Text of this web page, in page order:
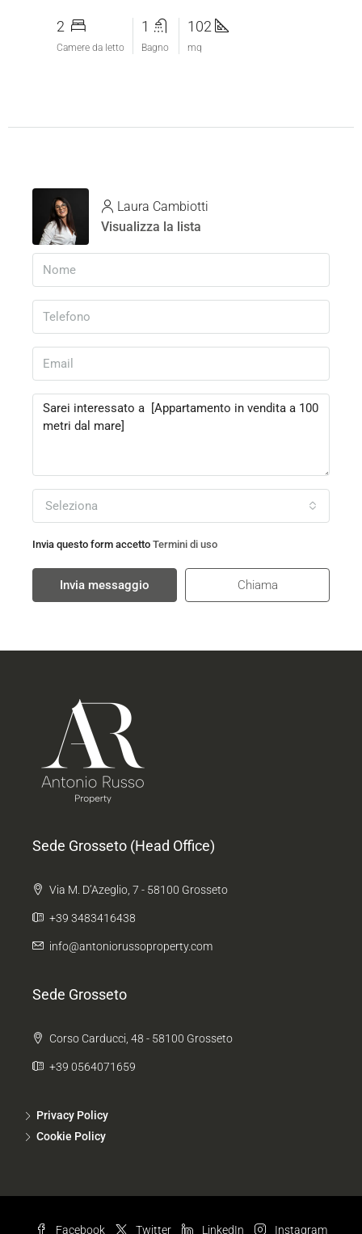
2
Camere da letto
1
Bagno
102
mq
Laura Cambiotti
Visualizza la lista
Seleziona
Invia questo form accetto Termini di uso
Invia messaggio Chiama
Sede Grosseto (Head Office)
Via M. D’Azeglio, 7 - 58100 Grosseto
+39 3483416438
info@antoniorussoproperty.com
Sede Grosseto
Corso Carducci, 48 - 58100 Grosseto
+39 0564071659
Privacy Policy
Cookie Policy
Facebook Twitter LinkedIn Instagram